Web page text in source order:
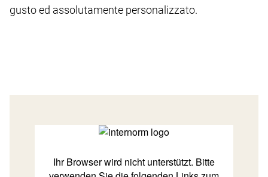
gusto ed assolutamente personalizzato.